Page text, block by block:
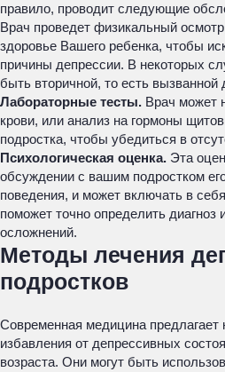
правило, проводит следующие
Врач проведет физикальный
здоровье Вашего ребенка, чтобы
причины депрессии. В некоторых
быть вторичной, то есть вызванной
Лабораторные тесты. Врач может
крови, или анализ на гормоны
подростка, чтобы убедиться в
Психологическая оценка. Эта
обсуждении с вашим подростком
поведения, и может включать в
поможет точно определить диагноз
осложнений.
Методы лечения
подростков
Современная медицина предлагает
избавления от депрессивных
возраста. Они могут быть